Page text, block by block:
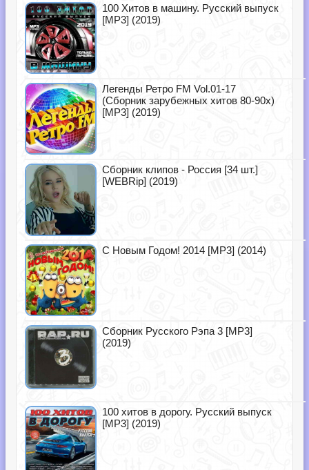
100 Хитов в машину. Русский выпуск
[MP3] (2019)
Легенды Ретро FM Vol.01-17
(Сборник зарубежных хитов 80-90х)
[MP3] (2019)
Сборник клипов - Россия [34 шт.]
[WEBRip] (2019)
С Новым Годом! 2014 [MP3] (2014)
Сборник Русского Рэпа 3 [MP3]
(2019)
100 хитов в дорогу. Русский выпуск
[MP3] (2019)